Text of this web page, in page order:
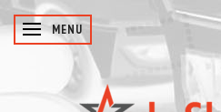
SKIFTE NAVIGATION
MENU